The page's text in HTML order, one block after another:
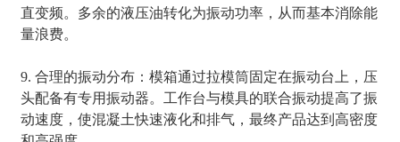
直变频。多余的液压油转化为振动功率，从而基本消除能
量浪费。
9. 合理的振动分布：模箱通过拉模筒固定在振动台上，压
头配备有专用振动器。工作台与模具的联合振动提高了振
动速度，使混凝土快速液化和排气，最终产品达到高密度